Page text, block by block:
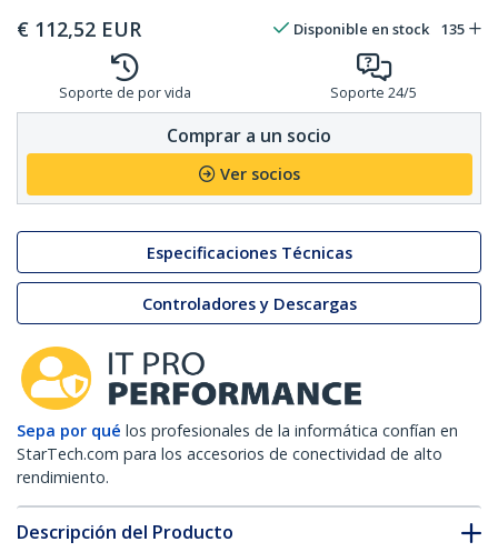
€ 112,52 EUR Disponible en stock 135
Soporte de por vida Soporte 24/5
Comprar a un socio
Ver socios
Especificaciones Técnicas
Controladores y Descargas
Sepa por qué los profesionales de la informática confían en
StarTech.com para los accesorios de conectividad de alto
rendimiento.
Descripción del Producto